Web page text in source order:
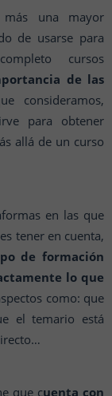
más una mayor
de usarse para
cursos
de las
consideramos,
para obtener
allá de un curso
en las que
tener en cuenta,
de formación
lo que
como: que
el temario está
que cuenta con